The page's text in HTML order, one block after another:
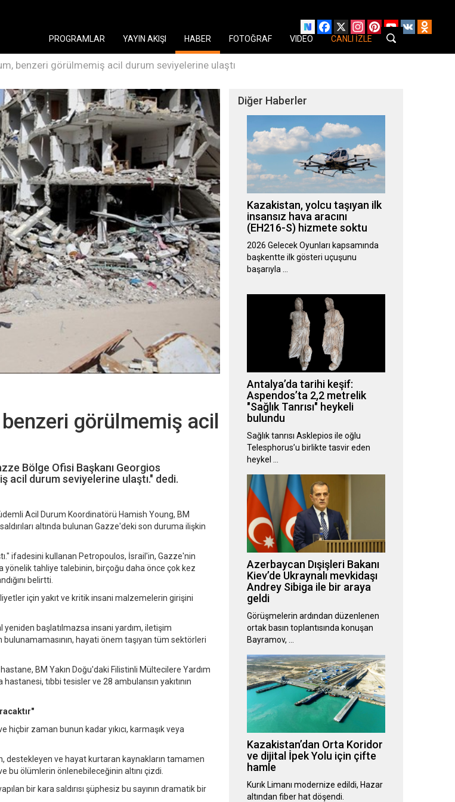
Facebook
X Instagram
PinterestYouTube
VK
PROGRAMLAR
YAYIN AKIŞI HABER FOTOĞRAF VIDEO CANLI İZLE
benzeri görülmemiş acil durum seviyelerine ulaştı
görülmemiş acil
Bölge Ofisi Başkanı Georgios
durum seviyelerine ulaştı." dedi.
Acil Durum Koordinatörü Hamish Young, BM
altında bulunan Gazze'deki son duruma ilişkin
ifadesini kullanan Petropoulos, İsrail'in, Gazze'nin
yönelik tahliye talebinin, birçoğu daha önce çok kez
belirtti.
için yakıt ve kritik insani malzemelerin girişini
yeniden başlatılmazsa insani yardım, iletişim
bulunamamasının, hayati önem taşıyan tüm sektörleri
BM Yakın Doğu'daki Filistinli Mültecilere Yardım
tıbbi tesisler ve 28 ambulansın yakıtının
hiçbir zaman bunun kadar yıkıcı, karmaşık veya
destekleyen ve hayat kurtaran kaynakların tamamen
bu ölümlerin önlenebileceğinin altını çizdi.
bir kara saldırısı şüphesiz bu sayının dramatik bir
Diğer Haberler
Kazakistan, yolcu taşıyan ilk
insansız hava aracını
(EH216-S) hizmete soktu
2026 Gelecek Oyunları kapsamında
başkentte ilk gösteri uçuşunu
başarıyla …
Antalya’da tarihi keşif:
Aspendos’ta 2,2 metrelik
"Sağlık Tanrısı" heykeli
bulundu
Sağlık tanrısı Asklepios ile oğlu
Telesphorus’u birlikte tasvir eden
heykel …
Azerbaycan Dışişleri Bakanı
Kiev’de Ukraynalı mevkidaşı
Andrey Sibiga ile bir araya
geldi
Görüşmelerin ardından düzenlenen
ortak basın toplantısında konuşan
Bayramov, …
Kazakistan’dan Orta Koridor
ve dijital İpek Yolu için çifte
hamle
Kurık Limanı modernize edildi, Hazar
altından fiber hat döşendi.